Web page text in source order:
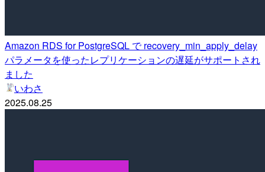
Amazon RDS for PostgreSQL で recovery_min_apply_delay
パラメータを使ったレプリケーションの遅延がサポートされ
ました
いわさ
2025.08.25